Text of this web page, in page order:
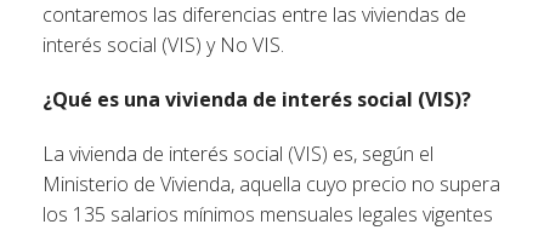
contaremos las diferencias entre las viviendas de
interés social (VIS) y No VIS.
¿Qué es una vivienda de interés social (VIS)?
La vivienda de interés social (VIS) es, según el
Ministerio de Vivienda, aquella cuyo precio no supera
los 135 salarios mínimos mensuales legales vigentes